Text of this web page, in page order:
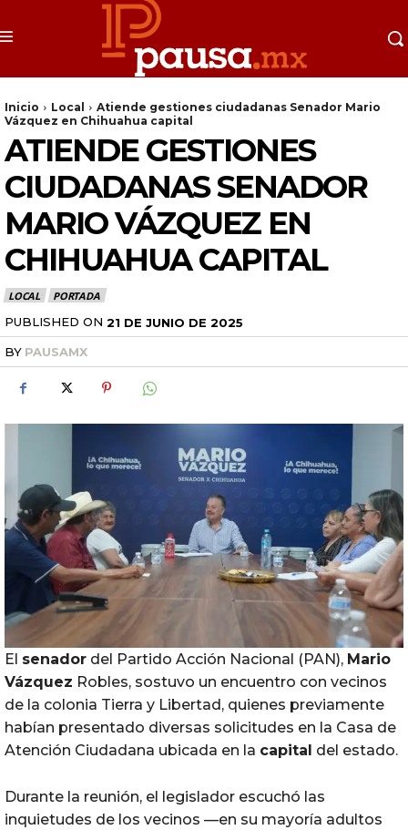
Inicio Local
Atiende gestiones ciudadanas Senador Mario
Vázquez en Chihuahua capital
ATIENDE GESTIONES
CIUDADANAS SENADOR
MARIO VÁZQUEZ EN
CHIHUAHUA CAPITAL
LOCAL PORTADA
PUBLISHED ON 21 DE JUNIO DE 2025
BY PAUSAMX
El senador del Partido Acción Nacional (PAN), Mario
Vázquez Robles, sostuvo un encuentro con vecinos
de la colonia Tierra y Libertad, quienes previamente
habían presentado diversas solicitudes en la Casa de
Atención Ciudadana ubicada en la capital del estado.
Durante la reunión, el legislador escuchó las
inquietudes de los vecinos —en su mayoría adultos